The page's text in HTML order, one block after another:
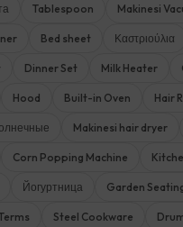
Tablespoon Makinesi
Bed sheet Καστριούλια
Dinner Set Milk Heater
Hood Built-in Oven Hair
Makinesi hair dryer
Corn Popping Machine
Йогуртница Garden
Steel Cookware